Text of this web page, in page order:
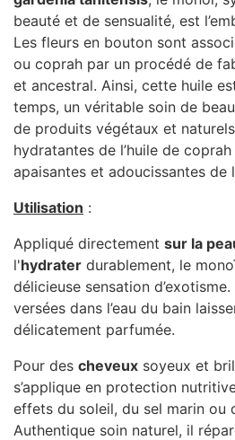
beauté et de sensualité, est
Les fleurs en bouton sont
ou coprah par un procédé de
et ancestral. Ainsi, cette huile
temps, un véritable soin de
de produits végétaux et
hydratantes de l’huile de
apaisantes et adoucissantes de
Utilisation :
Appliqué directement sur la
l'hydrater durablement, le
délicieuse sensation
versées dans l’eau du bain
délicatement parfumée.
Pour des cheveux soyeux et
s’applique en protection
effets du soleil, du sel marin ou
Authentique soin naturel, il